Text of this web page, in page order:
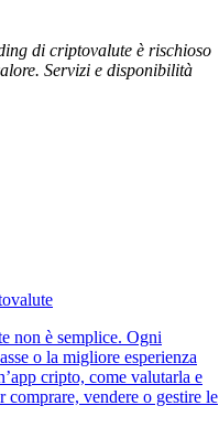
di criptovalute è rischioso
Servizi e disponibilità
non è semplice. Ogni
o la migliore esperienza
cripto, come valutarla e
comprare, vendere o gestire le